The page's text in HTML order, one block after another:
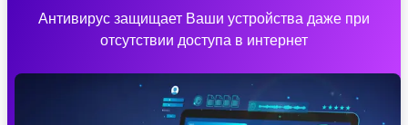
Антивирус защищает Ваши устройства даже при
отсутствии доступа в интернет